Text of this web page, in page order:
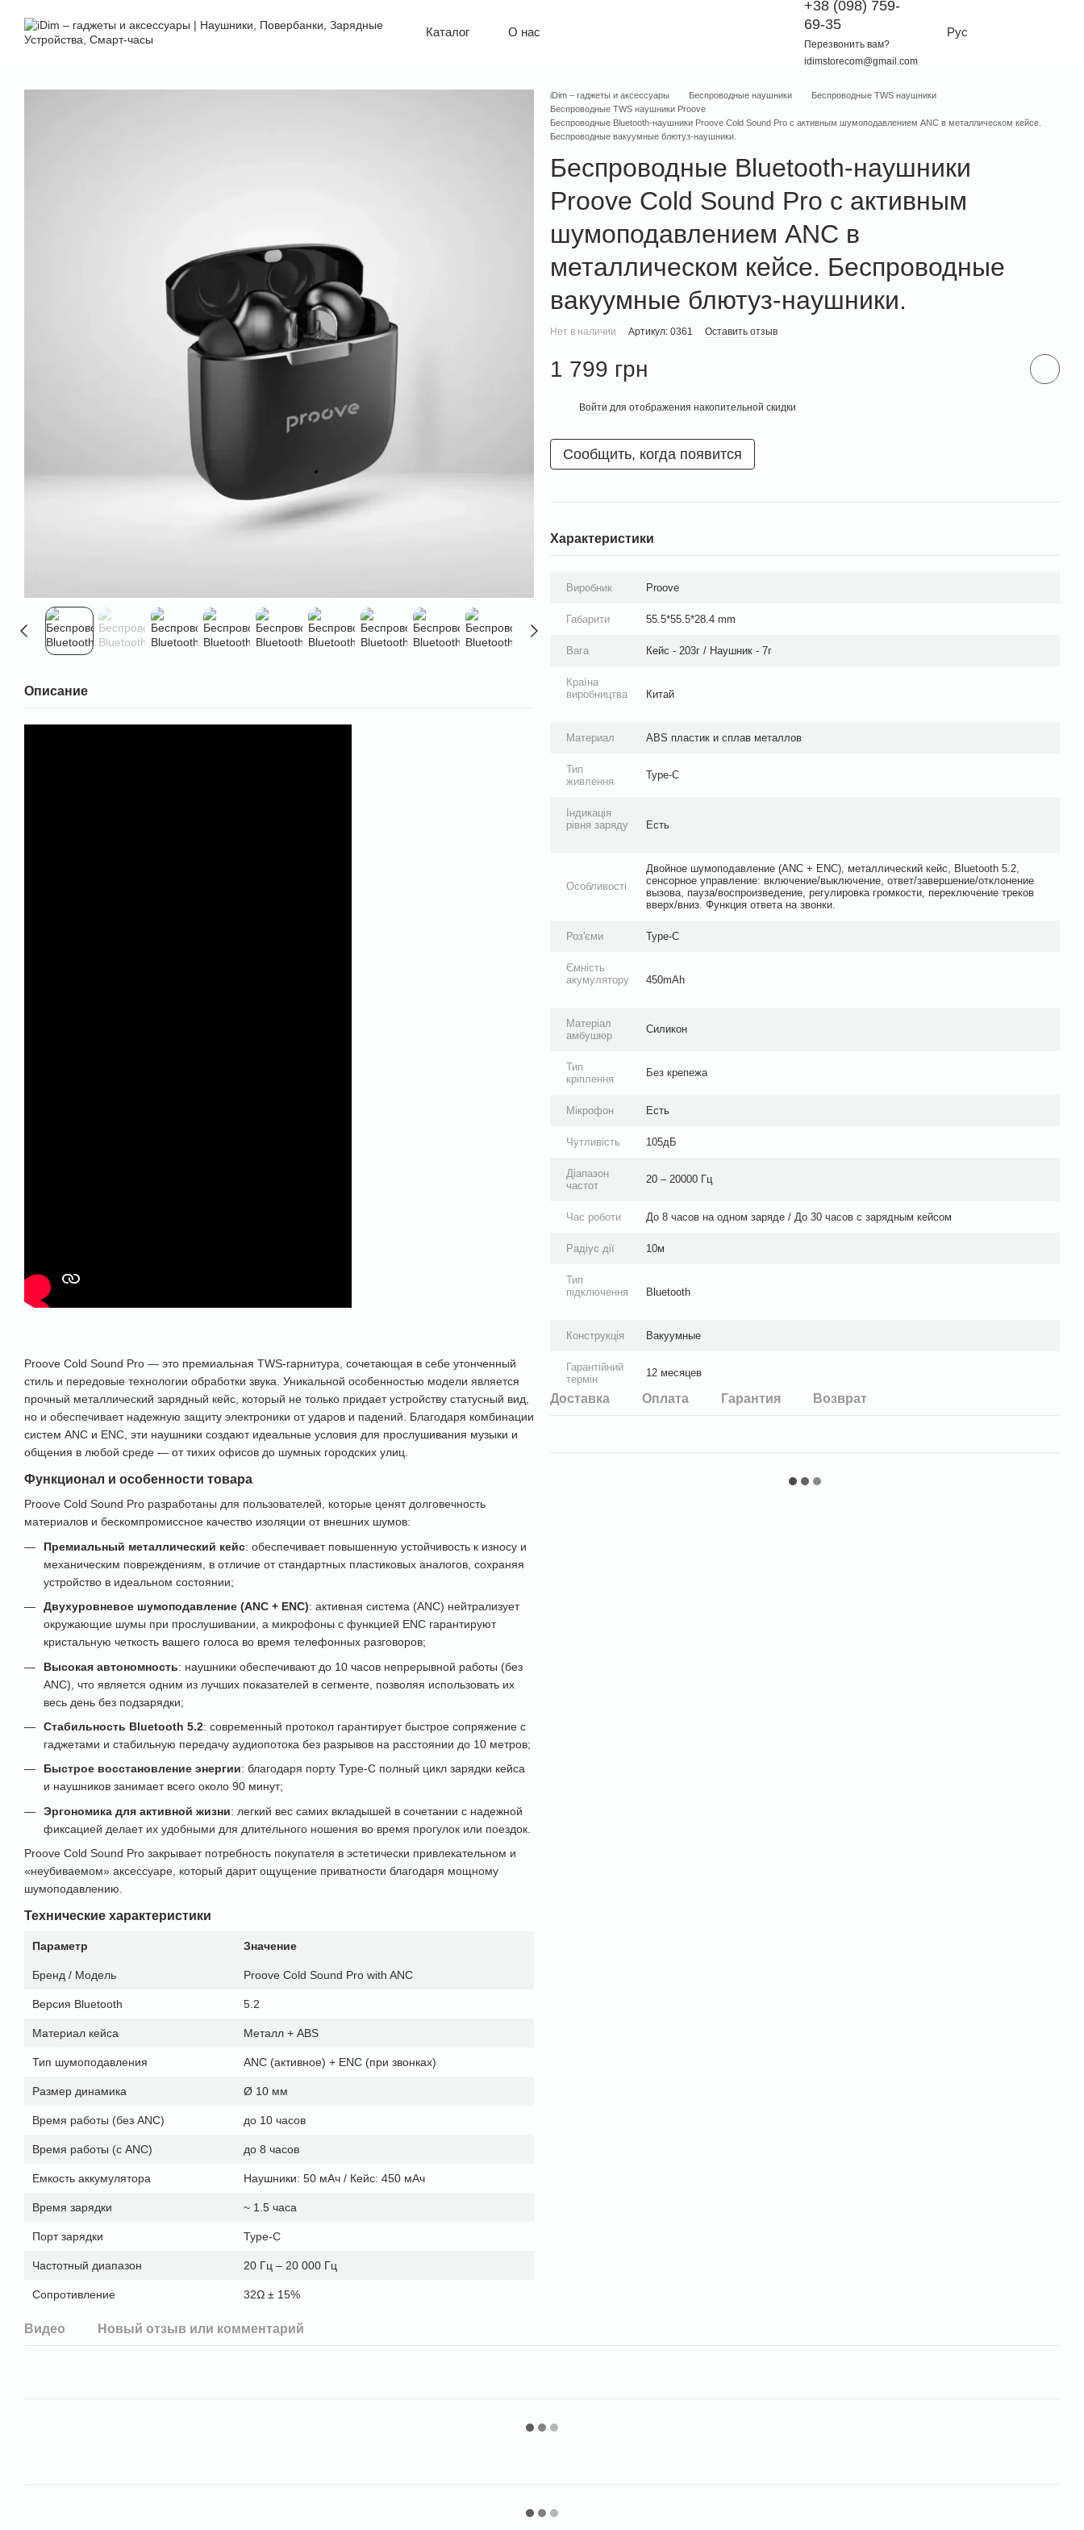
Каталог
О нас
Контактная информация
Гарантия
+38 (098) 759-
69-35
Перезвонить вам?
idimstorecom@gmail.com
Рус
Описание
Proove Cold Sound Pro — это премиальная TWS-гарнитура, сочетающая в себе утонченный
стиль и передовые технологии обработки звука. Уникальной особенностью модели является
прочный металлический зарядный кейс, который не только придает устройству статусный вид,
но и обеспечивает надежную защиту электроники от ударов и падений. Благодаря комбинации
систем ANC и ENC, эти наушники создают идеальные условия для прослушивания музыки и
общения в любой среде — от тихих офисов до шумных городских улиц.
Функционал и особенности товара
Proove Cold Sound Pro разработаны для пользователей, которые ценят долговечность
материалов и бескомпромиссное качество изоляции от внешних шумов:
Премиальный металлический кейс: обеспечивает повышенную устойчивость к износу и
механическим повреждениям, в отличие от стандартных пластиковых аналогов, сохраняя
устройство в идеальном состоянии;
Двухуровневое шумоподавление (ANC + ENC): активная система (ANC) нейтрализует
окружающие шумы при прослушивании, а микрофоны с функцией ENC гарантируют
кристальную четкость вашего голоса во время телефонных разговоров;
Высокая автономность: наушники обеспечивают до 10 часов непрерывной работы (без
ANC), что является одним из лучших показателей в сегменте, позволяя использовать их
весь день без подзарядки;
Стабильность Bluetooth 5.2: современный протокол гарантирует быстрое сопряжение с
гаджетами и стабильную передачу аудиопотока без разрывов на расстоянии до 10 метров;
Быстрое восстановление энергии: благодаря порту Type-C полный цикл зарядки кейса
и наушников занимает всего около 90 минут;
Эргономика для активной жизни: легкий вес самих вкладышей в сочетании с надежной
фиксацией делает их удобными для длительного ношения во время прогулок или поездок.
Proove Cold Sound Pro закрывает потребность покупателя в эстетически привлекательном и
«неубиваемом» аксессуаре, который дарит ощущение приватности благодаря мощному
шумоподавлению.
Технические характеристики
Параметр Значение
Бренд / Модель Proove Cold Sound Pro with ANC
Версия Bluetooth 5.2
Материал кейса Металл + ABS
Тип шумоподавления ANC (активное) + ENC (при звонках)
Размер динамика Ø 10 мм
Время работы (без ANC) до 10 часов
Время работы (с ANC) до 8 часов
Емкость аккумулятора Наушники: 50 мАч / Кейс: 450 мАч
Время зарядки ~ 1.5 часа
Порт зарядки Type-C
Частотный диапазон 20 Гц – 20 000 Гц
Сопротивление 32Ω ± 15%
iDim – гаджеты и аксессуары Беспроводные наушники
Беспроводные TWS наушники
Беспроводные TWS наушники Proove
Беспроводные Bluetooth-наушники Proove Cold Sound Pro с активным шумоподавлением ANC в металлическом кейсе.
Беспроводные вакуумные блютуз-наушники.
Беспроводные Bluetooth-наушники
Proove Cold Sound Pro с активным
шумоподавлением ANC в
металлическом кейсе. Беспроводные
вакуумные блютуз-наушники.
Нет в наличии Артикул: 0361 Оставить отзыв
1 799 грн
Войти для отображения накопительной скидки
Сообщить, когда появится
Характеристики
Виробник Proove
Габарити 55.5*55.5*28.4 mm
Вага Кейс - 203г / Наушник - 7г
Країна
виробництва
Китай
Материал ABS пластик и сплав металлов
Тип
живлення
Type-C
Індикація
рівня заряду
Есть
Особливості
Двойное шумоподавление (ANC + ENC), металлический кейс, Bluetooth 5.2,
сенсорное управление: включение/выключение, ответ/завершение/отклонение
вызова, пауза/воспроизведение, регулировка громкости, переключение треков
вверх/вниз. Функция ответа на звонки.
Роз'єми Type-C
Ємність
акумулятору
450mAh
Матеріал
амбушюр
Силикон
Тип
кріплення
Без крепежа
Мікрофон Есть
Чутливість 105дБ
Діапазон
частот
20 – 20000 Гц
Час роботи До 8 часов на одном заряде / До 30 часов с зарядным кейсом
Радіус дії 10м
Тип
підключення
Bluetooth
Конструкція Вакуумные
Гарантійний
термін
12 месяцев
Доставка Оплата Гарантия Возврат
Видео Новый отзыв или комментарий